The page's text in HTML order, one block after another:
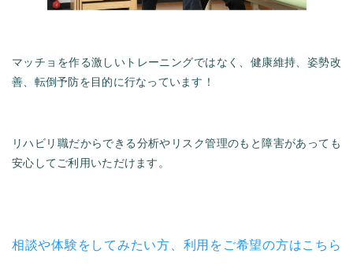
マッチョを作る激しいトレーニングではなく、健康維持、姿勢改
善、転倒予防を目的に行なっています！
リハビリ職だからできる分析やリスク管理のもと障害があっても
安心してご利用いただけます。
相談や体験をしてみたい方、利用をご希望の方はこちら